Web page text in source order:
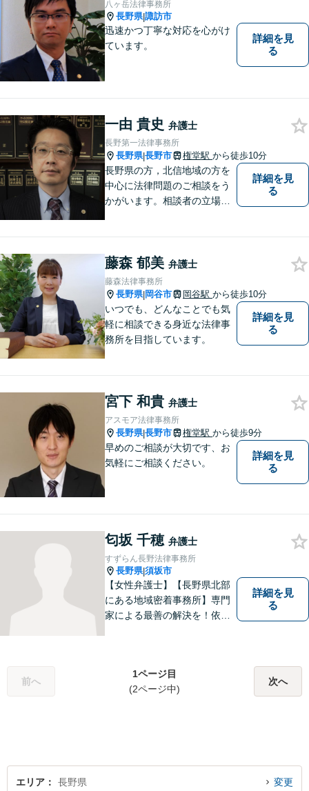
八ヶ岳法律事務所
長野県|諏訪市
迅速かつ丁寧な対応を心がけ
ています。
詳細を見
る
一由 貴史 弁護士
長野第一法律事務所
長野県|長野市 権堂駅 から徒歩10分
長野県の方，北信地域の方を
中心に法律問題のご相談をう
かがいます。相談者の立場を
詳細を見
る
藤森 郁美 弁護士
藤森法律事務所
長野県|岡谷市 岡谷駅 から徒歩10分
いつでも、どんなことでも気
軽に相談できる身近な法律事
務所を目指しています。
詳細を見
る
宮下 和貴 弁護士
アスモア法律事務所
長野県|長野市 権堂駅 から徒歩9分
早めのご相談が大切です、お
気軽にご相談ください。
詳細を見
る
匂坂 千穂 弁護士
すずらん長野法律事務所
長野県|須坂市
【女性弁護士】【長野県北部
にある地域密着事務所】専門
家による最善の解決を！依頼
詳細を見
る
前へ
1ページ目
(2ページ中)
次へ
エリア 長野県 変更